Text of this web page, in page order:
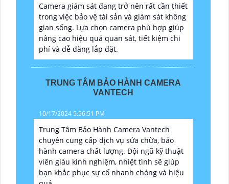
Camera giám sát đang trở nên rất cần thiết
trong việc bảo vệ tài sản và giám sát không
gian sống. Lựa chọn camera phù hợp giúp
nâng cao hiệu quả quan sát, tiết kiệm chi
phí và dễ dàng lắp đặt.
TRUNG TÂM BẢO HÀNH CAMERA
VANTECH
10/17/2024 5:56:51 PM
Trung Tâm Bảo Hành Camera Vantech
chuyên cung cấp dịch vụ sửa chữa, bảo
hành camera chất lượng. Đội ngũ kỹ thuật
viên giàu kinh nghiệm, nhiệt tình sẽ giúp
bạn khắc phục sự cố nhanh chóng và hiệu